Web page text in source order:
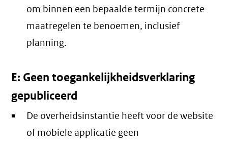
om binnen een bepaalde termijn concrete
maatregelen te benoemen, inclusief
planning.
E: Geen toegankelijkheidsverklaring
gepubliceerd
De overheidsinstantie heeft voor de website
of mobiele applicatie geen